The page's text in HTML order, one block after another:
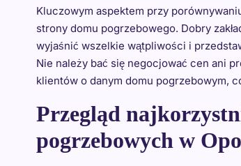
Kluczowym aspektem przy
strony domu pogrzebowego. Dobry
wyjaśnić wszelkie wątpliwości i
Nie należy bać się negocjować cen ani
klientów o danym domu pogrzebowym,
Przegląd
pogrzebowych w